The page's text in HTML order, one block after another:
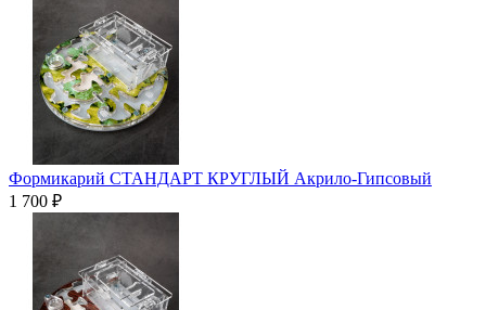
Формикарий СТАНДАРТ КРУГЛЫЙ Акрило-Гипсовый
1 700 ₽